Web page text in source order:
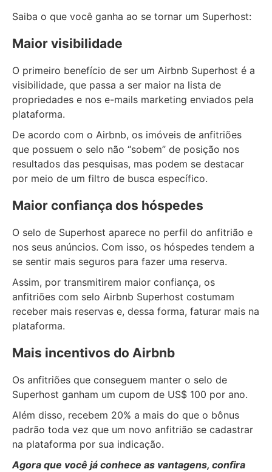
Saiba o que você ganha ao se tornar um Superhost:
Maior visibilidade
O primeiro benefício de ser um Airbnb Superhost é a
visibilidade, que passa a ser maior na lista de
propriedades e nos e-mails marketing enviados pela
plataforma.
De acordo com o Airbnb, os imóveis de anfitriões
que possuem o selo não “sobem” de posição nos
resultados das pesquisas, mas podem se destacar
por meio de um filtro de busca específico.
Maior confiança dos hóspedes
O selo de Superhost aparece no perfil do anfitrião e
nos seus anúncios. Com isso, os hóspedes tendem a
se sentir mais seguros para fazer uma reserva.
Assim, por transmitirem maior confiança, os
anfitriões com selo Airbnb Superhost costumam
receber mais reservas e, dessa forma, faturar mais na
plataforma.
Mais incentivos do Airbnb
Os anfitriões que conseguem manter o selo de
Superhost ganham um cupom de US$ 100 por ano.
Além disso, recebem 20% a mais do que o bônus
padrão toda vez que um novo anfitrião se cadastrar
na plataforma por sua indicação.
Agora que você já conhece as vantagens, confira